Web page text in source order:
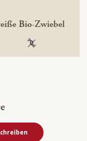
Bio-Zwiebel
100 %